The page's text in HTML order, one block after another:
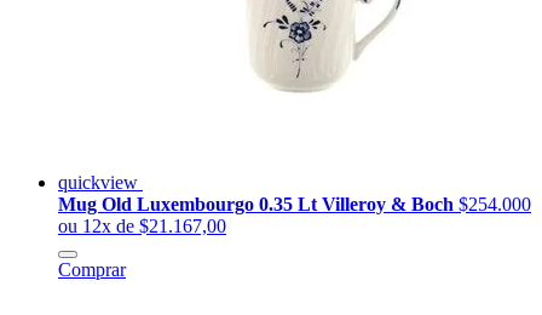
quickview
Mug Old Luxembourgo 0.35 Lt Villeroy & Boch $254.000
ou 12x de $21.167,00
Comprar